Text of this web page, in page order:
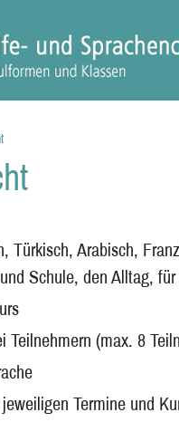
Türkisch, Arabisch,
Schule, den Alltag,
Teilnehmern (max. 8
Termine und